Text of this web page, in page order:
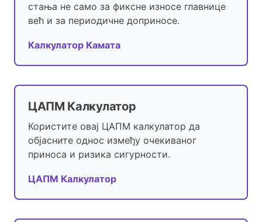
стања не само за фиксне износе главнице
већ и за периодичне доприносе.
Калкулатор Камата
ЦАПМ Калкулатор
Користите овај ЦАПМ калкулатор да
објасните однос између очекиваног
приноса и ризика сигурности.
ЦАПМ Калкулатор